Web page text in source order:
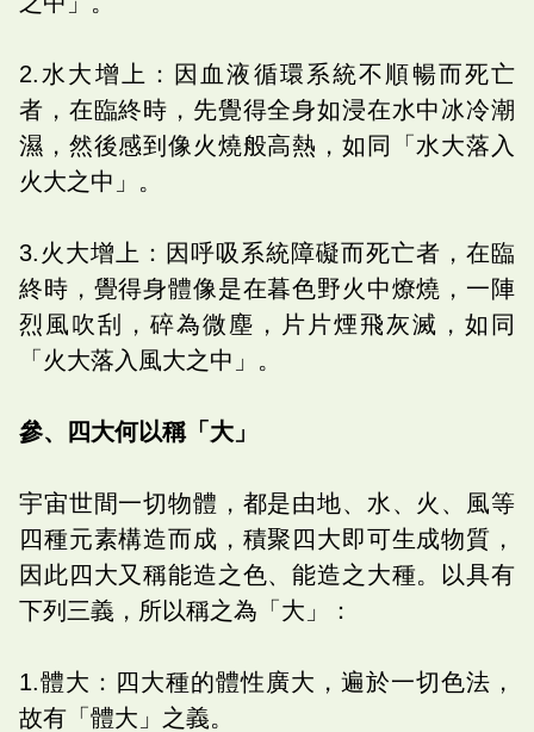
2.水大增上：因血液循環系統不順暢而死亡
者，在臨終時，先覺得全身如浸在水中冰冷潮
濕，然後感到像火燒般高熱，如同「水大落入
火大之中」。
3.火大增上：因呼吸系統障礙而死亡者，在臨
終時，覺得身體像是在暮色野火中燎燒，一陣
烈風吹刮，碎為微塵，片片煙飛灰滅，如同
「火大落入風大之中」。
參、四大何以稱「大」
宇宙世間一切物體，都是由地、水、火、風等
四種元素構造而成，積聚四大即可生成物質，
因此四大又稱能造之色、能造之大種。以具有
下列三義，所以稱之為「大」：
1.體大：四大種的體性廣大，遍於一切色法，
故有「體大」之義。